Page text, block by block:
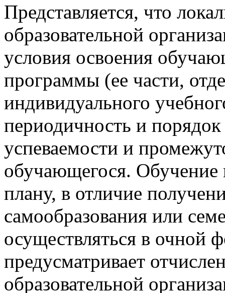
Представляется, что
образовательной
условия освоения
программы (ее части,
индивидуального
периодичность и
успеваемости и
обучающегося.
плану, в отличие
самообразования или
осуществляться в очной
предусматривает
образовательной